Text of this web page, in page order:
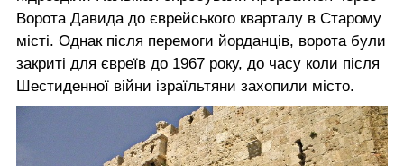
Ворота Давида до єврейського кварталу в Старому
місті. Однак після перемоги йорданців, ворота були
закриті для євреїв до 1967 року, до часу коли після
Шестиденної війни ізраїльтяни захопили місто.